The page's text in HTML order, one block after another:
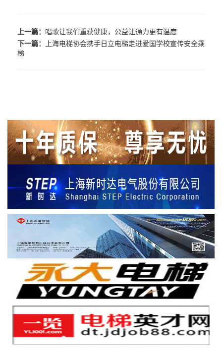
上一篇： 唱歌让我们重获健康，公益让通力更有温度
下一篇：
上海电梯协会携手日立电梯走进爱国学校宣传安全乘
梯